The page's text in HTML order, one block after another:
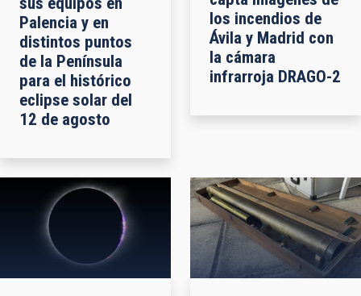
Palencia y en
distintos puntos
de la Península
para el histórico
eclipse solar del
12 de agosto
los incendios de
Ávila y Madrid con
la cámara
infrarroja DRAGO-2